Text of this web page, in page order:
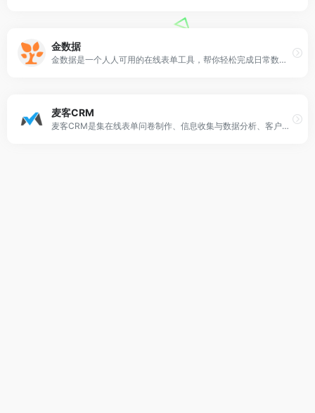
金数据
金数据是一个人人可用的在线表单工具，帮你轻松完成日常数据的收集、整理和分析工作，发现数据的价值。应用场景覆盖全行业，包括问卷调查、意见反馈、活动报名、信息登记、在线订单、测评考试、在线抽奖等等，金数据可以让聪明的你更加聪明的工作，提升工作效率，让企业数据化运转。
麦客CRM
麦客CRM是集在线表单问卷制作、信息收集与数据分析、客户关系管理、邮件短信群发于一体的企业数字化运营平台。帮助企业客户搭建人员管理/会员分销/网上商城/预约平台等专属系统，轻松完成自动获客、用户调查、数据分析、服务运营、市场营销和效益增长。适用于报名/登记/签约/售票/抽奖等海量业务场景，助力用户成功。